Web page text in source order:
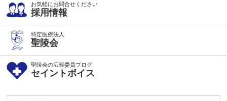
お気軽にお問合せください
採用情報
特定医療法人
聖陵会
聖陵会の広報委員ブログ
セイントボイス